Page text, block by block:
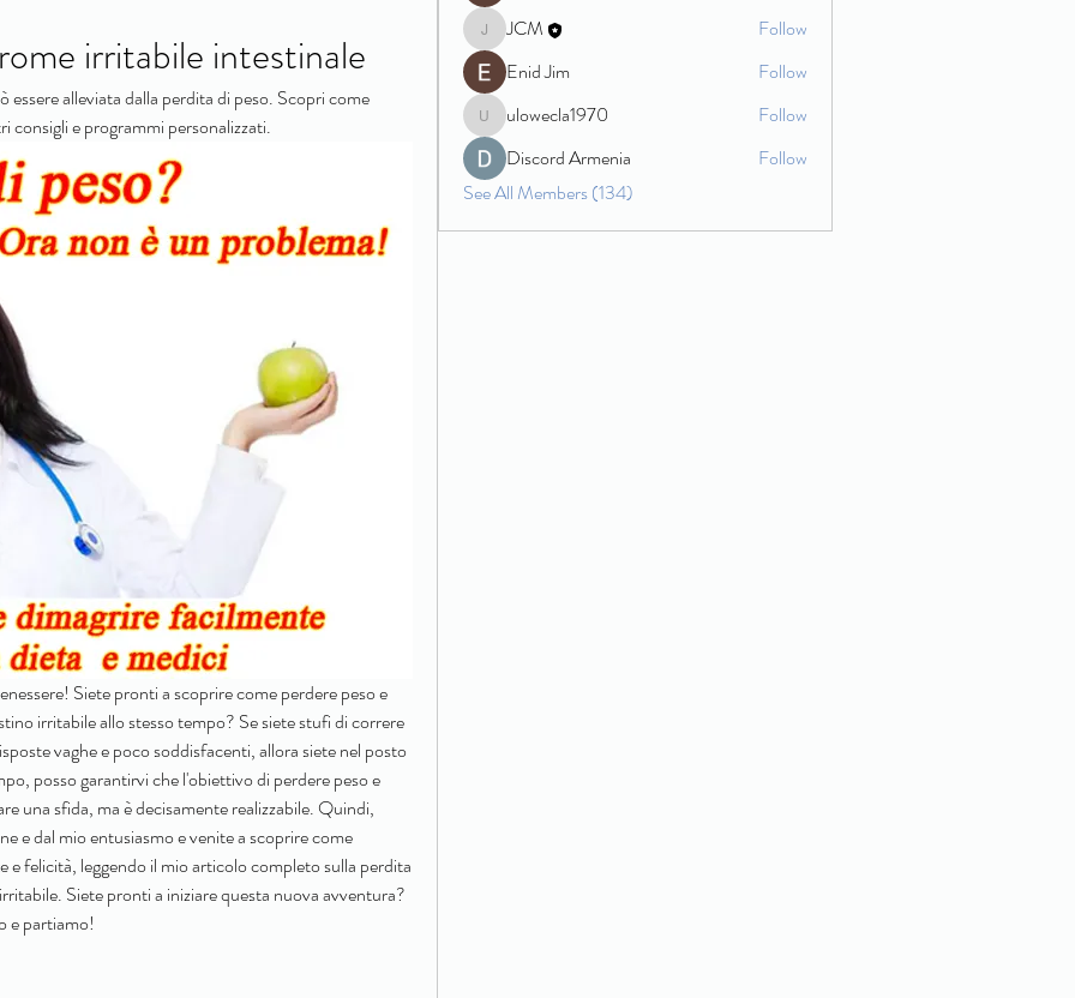
irritabile intestinale
alleviata dalla perdita di peso. Scopri come
consigli e programmi personalizzati.
Siete pronti a scoprire come perdere peso e
irritabile allo stesso tempo? Se siete stufi di correre
vaghe e poco soddisfacenti, allora siete nel posto
posso garantirvi che l'obiettivo di perdere peso e
una sfida, ma è decisamente realizzabile. Quindi,
e dal mio entusiasmo e venite a scoprire come
e felicità, leggendo il mio articolo completo sulla perdita
Siete pronti a iniziare questa nuova avventura?
e partiamo!
JCMJCM
Follow
Enid Jim
Follow
ulowecla1970
ulowecla1970
Follow
Discord Armenia
Follow
See All Members (134)